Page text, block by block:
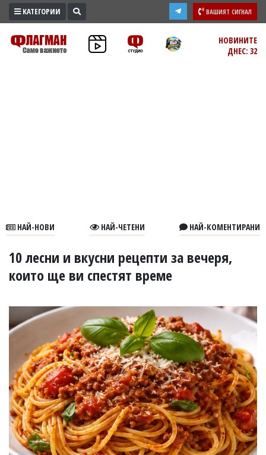
ПРОМО
ЗОНА
В
УКРАЙНА
РАЗСЛЕДВАНЕ
БИЗНЕС
Управители:
Веселин
Василев,
email:
v.vasilev@flagman.bg
Катя
Касабова,
еmail:k.kassabova@flagman.bg
КАТЕГОРИИ ВАШИЯТ СИГНАЛ
НОВИНИТЕ
ДНЕС: 32
НАЙ-НОВИ НАЙ-ЧЕТЕНИ НАЙ-КОМЕНТИРАНИ
10 лесни и вкусни рецепти за вечеря,
които ще ви спестят време